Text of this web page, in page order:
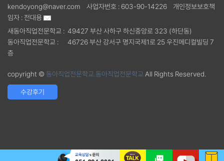
kendoyong@naver.com
사업자번호 : 603-90-14226
개인정보보호책
임자 : 전대용
새동아직업전문학교 : 49427 부산 사하구 하신중앙로 323 (하단동)
동아직업전문학교 :
46726 부산 강서구 명지국제1로 25 우진메디컬빌딩 7
층
copyright © 동아직업전문학교.동아직업전문학교 All Rights Reserved.
수강후기